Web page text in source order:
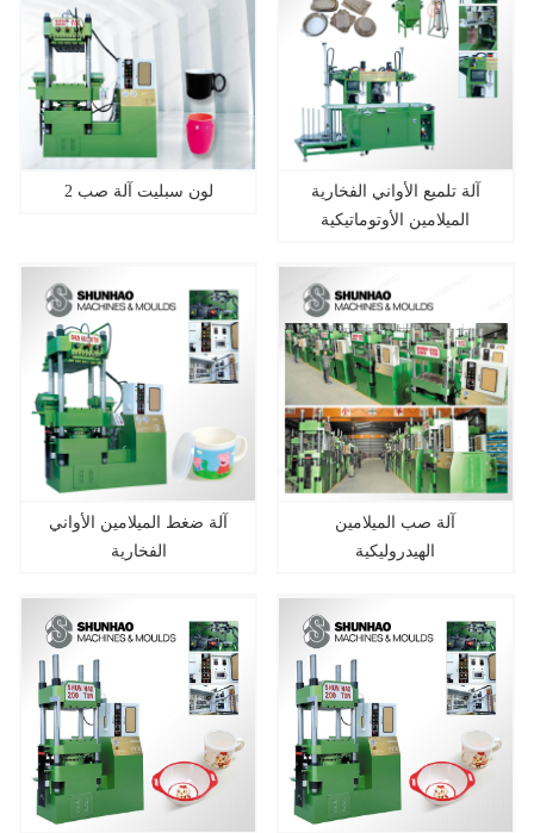
2 لون سبليت آلة صب
آلة تلميع الأواني الفخارية
الميلامين الأوتوماتيكية
آلة ضغط الميلامين الأواني
الفخارية
آلة صب الميلامين
الهيدروليكية